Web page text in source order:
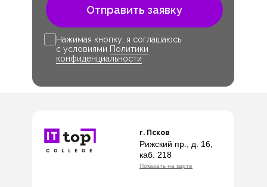
Отправить заявку
Нажимая кнопку, я соглашаюсь
с условиями Политики
конфиденциальности
г. Псков
Рижский пр., д. 16,
каб. 218
Показать на карте